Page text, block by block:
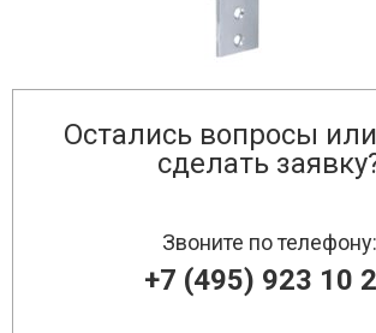
Остались вопросы
сделать
Звоните по телефону:
+7 (495) 923 10